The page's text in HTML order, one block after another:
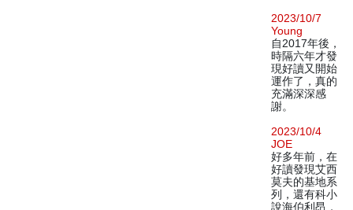
2023/10/7
Young
自2017年後，
時隔六年才發
現好讀又開始
運作了，真的
充滿深深感
謝。
2023/10/4
JOE
好多年前，在
好讀發現艾西
莫夫的基地系
列，還有科小
說海伯利昂，